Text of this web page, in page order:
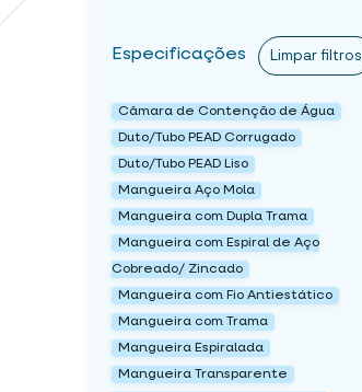
Especificações Limpar filtros
Câmara de Contenção de Água
Duto/Tubo PEAD Corrugado
Duto/Tubo PEAD Liso
Mangueira Aço Mola
Mangueira com Dupla Trama
Mangueira com Espiral de Aço
Cobreado/ Zincado
Mangueira com Fio Antiestático
Mangueira com Trama
Mangueira Espiralada
Mangueira Transparente